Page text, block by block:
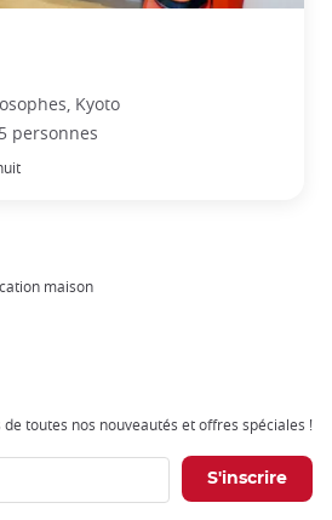
Kyoto
5 personnes
maison
toutes nos nouveautés et offres spéciales !